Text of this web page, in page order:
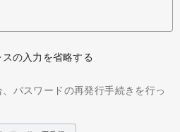
の入力を省略する
パスワードの再発行手続きを行っ